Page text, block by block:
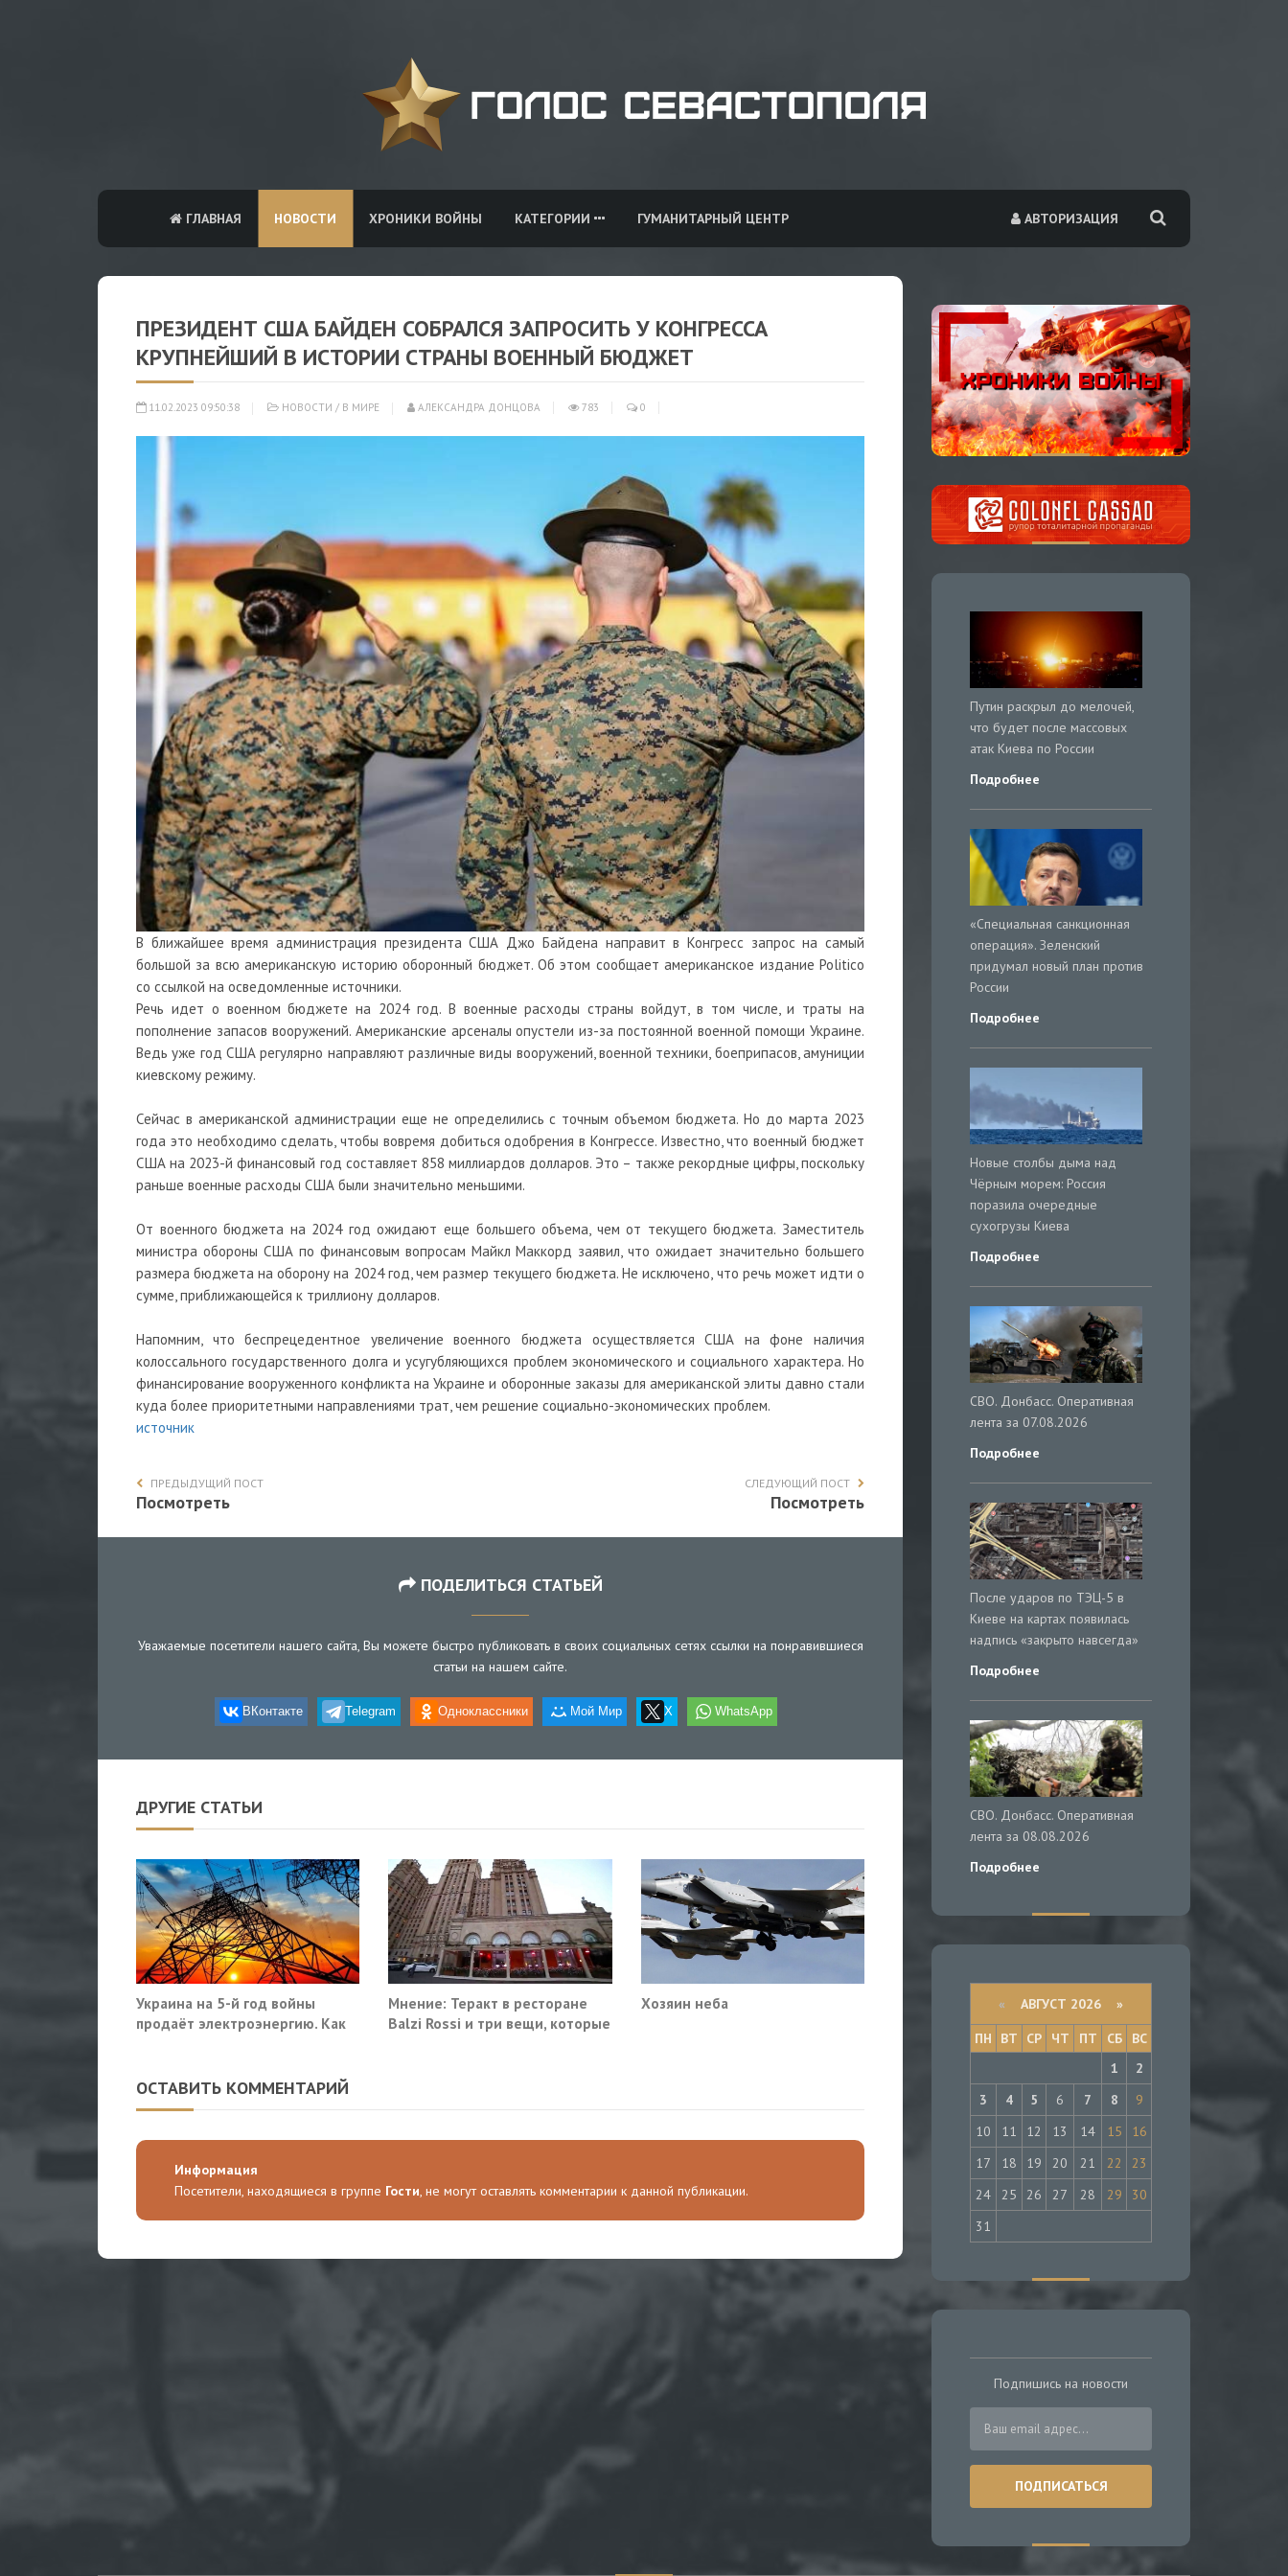
АВТОРИЗАЦИЯ
ГЛАВНАЯ НОВОСТИ ХРОНИКИ ВОЙНЫ КАТЕГОРИИ ГУМАНИТАРНЫЙ ЦЕНТР
ПРЕЗИДЕНТ США БАЙДЕН СОБРАЛСЯ ЗАПРОСИТЬ У КОНГРЕССА
КРУПНЕЙШИЙ В ИСТОРИИ СТРАНЫ ВОЕННЫЙ БЮДЖЕТ
11.02.2023 09:50:38 НОВОСТИ / В МИРЕ АЛЕКСАНДРА ДОНЦОВА 783 0
В ближайшее время администрация президента США Джо Байдена направит в Конгресс запрос на самый
большой за всю американскую историю оборонный бюджет. Об этом сообщает американское издание Politico
со ссылкой на осведомленные источники.
Речь идет о военном бюджете на 2024 год. В военные расходы страны войдут, в том числе, и траты на
пополнение запасов вооружений. Американские арсеналы опустели из-за постоянной военной помощи Украине.
Ведь уже год США регулярно направляют различные виды вооружений, военной техники, боеприпасов, амуниции
киевскому режиму.
Сейчас в американской администрации еще не определились с точным объемом бюджета. Но до марта 2023
года это необходимо сделать, чтобы вовремя добиться одобрения в Конгрессе. Известно, что военный бюджет
США на 2023-й финансовый год составляет 858 миллиардов долларов. Это – также рекордные цифры, поскольку
раньше военные расходы США были значительно меньшими.
От военного бюджета на 2024 год ожидают еще большего объема, чем от текущего бюджета. Заместитель
министра обороны США по финансовым вопросам Майкл Маккорд заявил, что ожидает значительно большего
размера бюджета на оборону на 2024 год, чем размер текущего бюджета. Не исключено, что речь может идти о
сумме, приближающейся к триллиону долларов.
Напомним, что беспрецедентное увеличение военного бюджета осуществляется США на фоне наличия
колоссального государственного долга и усугубляющихся проблем экономического и социального характера. Но
финансирование вооруженного конфликта на Украине и оборонные заказы для американской элиты давно стали
куда более приоритетными направлениями трат, чем решение социально-экономических проблем.
источник
ПРЕДЫДУЩИЙ ПОСТ
Посмотреть
СЛЕДУЮЩИЙ ПОСТ
Посмотреть
ПОДЕЛИТЬСЯ СТАТЬЕЙ
Уважаемые посетители нашего сайта, Вы можете быстро публиковать в своих социальных сетях ссылки на понравившиеся
статьи на нашем сайте.
ВКонтакте Telegram Одноклассники Мой Мир X WhatsApp
ДРУГИЕ СТАТЬИ
Украина на 5-й год войны
продаёт электроэнергию. Как
Мнение: Теракт в ресторане
Balzi Rossi и три вещи, которые
Хозяин неба
ОСТАВИТЬ КОММЕНТАРИЙ
Информация
Посетители, находящиеся в группе Гости, не могут оставлять комментарии к данной публикации.
Путин раскрыл до мелочей,
что будет после массовых
атак Киева по России
Подробнее
«Специальная санкционная
операция». Зеленский
придумал новый план против
России
Подробнее
Новые столбы дыма над
Чёрным морем: Россия
поразила очередные
сухогрузы Киева
Подробнее
СВО. Донбасс. Оперативная
лента за 07.08.2026
Подробнее
После ударов по ТЭЦ-5 в
Киеве на картах появилась
надпись «закрыто навсегда»
Подробнее
СВО. Донбасс. Оперативная
лента за 08.08.2026
Подробнее
« АВГУСТ 2026 »
ПН
ВТ СР ЧТ ПТ СБ
ВС
1
2
3
4 5 6 7 8
9
10
11 12 13 14 15
16
17
18 19 20 21 22
23
24
25 26 27 28 29
30
31
Подпишись на новости